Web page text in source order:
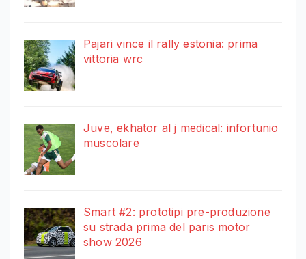
Pajari vince il rally estonia: prima
vittoria wrc
Juve, ekhator al j medical: infortunio
muscolare
Smart #2: prototipi pre-produzione
su strada prima del paris motor
show 2026